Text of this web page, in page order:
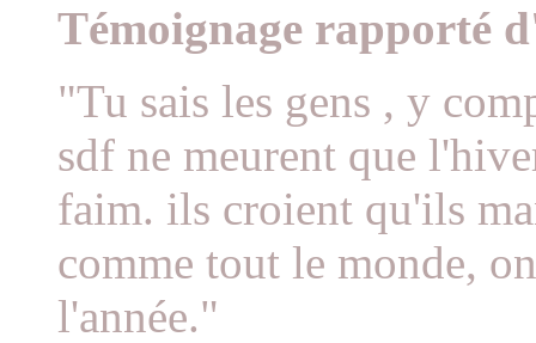
Témoignage rapporté
"Tu sais les gens , y
sdf ne meurent que
faim. ils croient qu'ils
comme tout le monde,
l'année."